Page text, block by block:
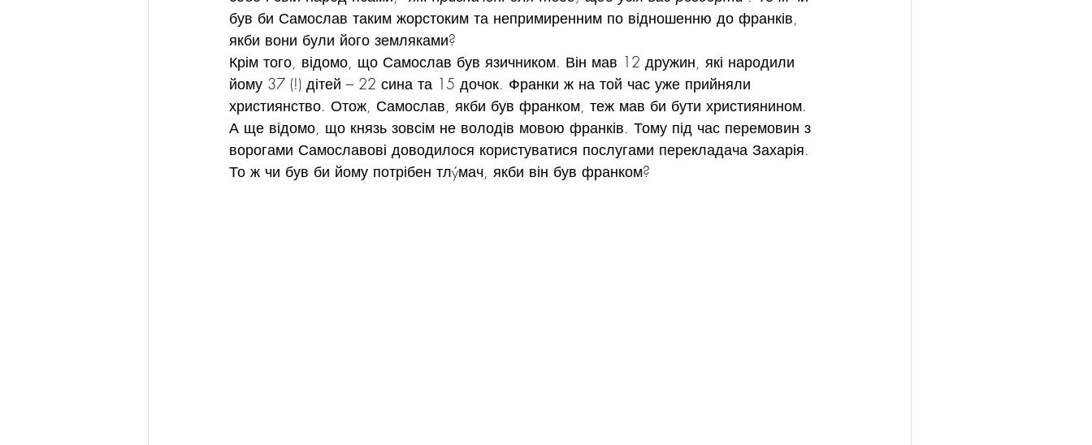
був би Самослав таким жорстоким та непримиренним по відношенню до франків,
якби вони були його земляками?
Крім того, відомо, що Самослав був язичником. Він мав 12 дружин, які народили
йому 37 (!) дітей – 22 сина та 15 дочок. Франки ж на той час уже прийняли
християнство. Отож, Самослав, якби був франком, теж мав би бути християнином.
А ще відомо, що князь зовсім не володів мовою франків. Тому під час перемовин з
ворогами Самославові доводилося користуватися послугами перекладача Захарія.
То ж чи був би йому потрібен тлýмач, якби він був франком?